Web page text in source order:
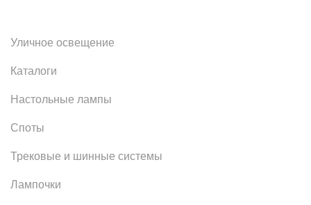
Уличное освещение
Каталоги
Настольные лампы
Споты
Трековые и шинные системы
Лампочки